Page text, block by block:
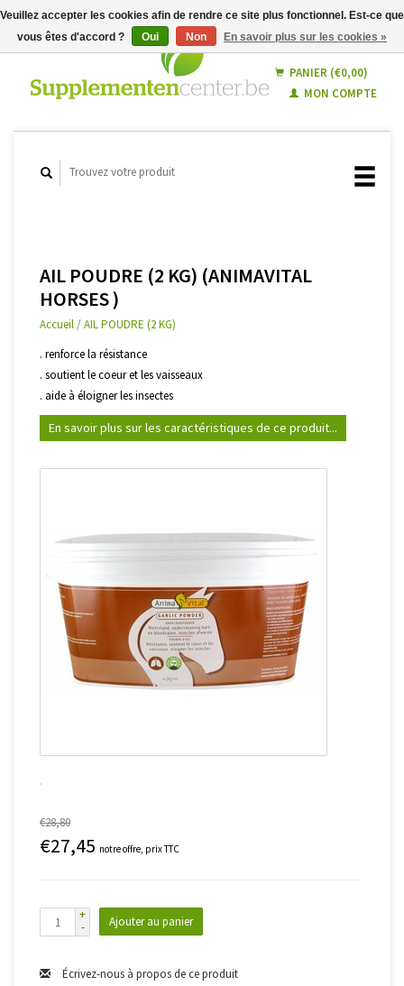
Français
PANIER (€0,00)
MON COMPTE
AIL POUDRE (2 KG) (ANIMAVITAL
HORSES )
Accueil /AIL POUDRE (2 KG)
. renforce la résistance
. soutient le coeur et les vaisseaux
. aide à éloigner les insectes
En savoir plus sur les caractéristiques de ce produit...
€28,80
€27,45 notre offre, prix TTC
+
-
Ajouter au panier
Écrivez-nous à propos de ce produit
Veuillez accepter les cookies afin de rendre ce site plus fonctionnel. Est-ce que
vous êtes d'accord ?
Oui Non En savoir plus sur les cookies »